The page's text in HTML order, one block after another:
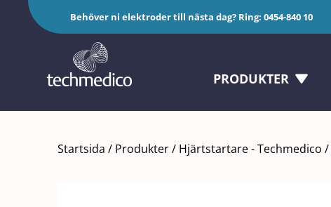
Fortsätt
Behöver ni elektroder till nästa dag? Ring:0454-840 10
PRODUKTER
Startsida / Produkter/ Hjärtstartare - Techmedico /